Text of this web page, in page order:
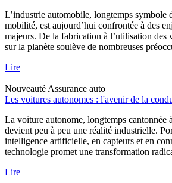
L’industrie automobile, longtemps symbole
mobilité, est aujourd’hui confrontée à des
majeurs. De la fabrication à l’utilisation des
sur la planète soulève de nombreuses
Lire
Nouveauté Assurance auto
Les voitures autonomes : l'avenir de la
La voiture autonome, longtemps cantonnée
devient peu à peu une réalité industrielle.
intelligence artificielle, en capteurs et en
technologie promet une transformation
Lire